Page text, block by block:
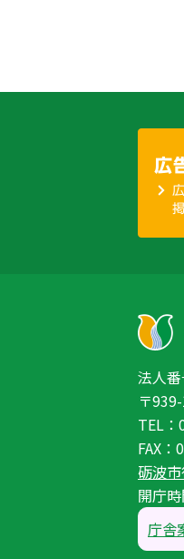
法人
〒
TEL：
FAX：
砺波
開庁
庁舎